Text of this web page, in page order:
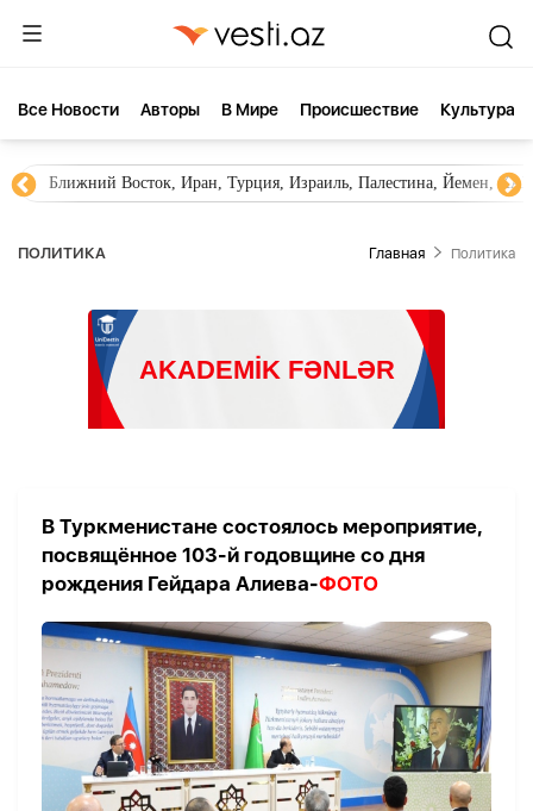
Все Новости Aвторы В Мире Происшествие Культура
Ближний Восток, Иран, Турция, Израиль, Палестина, Йемен,
ПОЛИТИКА Главная Политика
В Туркменистане состоялось мероприятие,
посвящённое 103-й годовщине со дня
рождения Гейдара Алиева-ФОТО